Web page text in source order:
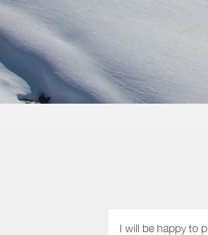
I will be happy to